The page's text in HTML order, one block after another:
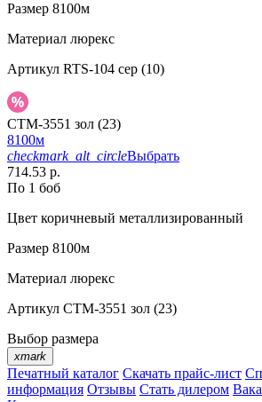
Размер 8100м
Материал люрекс
Артикул RTS-104 сер (10)
CTM-3551 зол (23)
8100м
checkmark_alt_circleВыбрать
714.53 р.
По 1 боб
Цвет коричневый металлизированный
Размер 8100м
Материал люрекс
Артикул CTM-3551 зол (23)
Выбор размера
xmark
Печатный каталог Скачать прайс-лист
информация Отзывы Стать дилером